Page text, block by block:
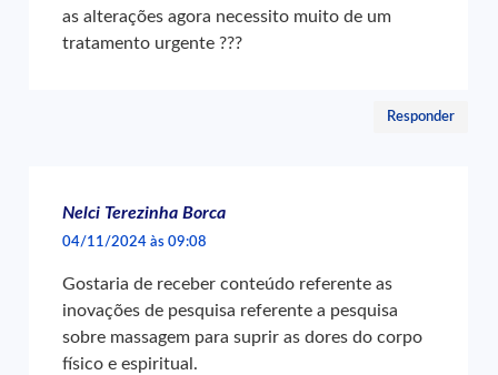
as alterações agora necessito muito de um
tratamento urgente ???
Responder
Nelci Terezinha Borca
04/11/2024 às 09:08
Gostaria de receber conteúdo referente as
inovações de pesquisa referente a pesquisa
sobre massagem para suprir as dores do corpo
físico e espiritual.